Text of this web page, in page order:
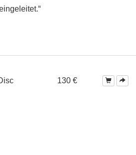
130 €